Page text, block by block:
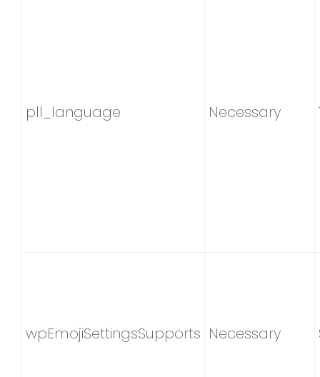
pll_language Necessary
wpEmojiSettingsSupports Necessary